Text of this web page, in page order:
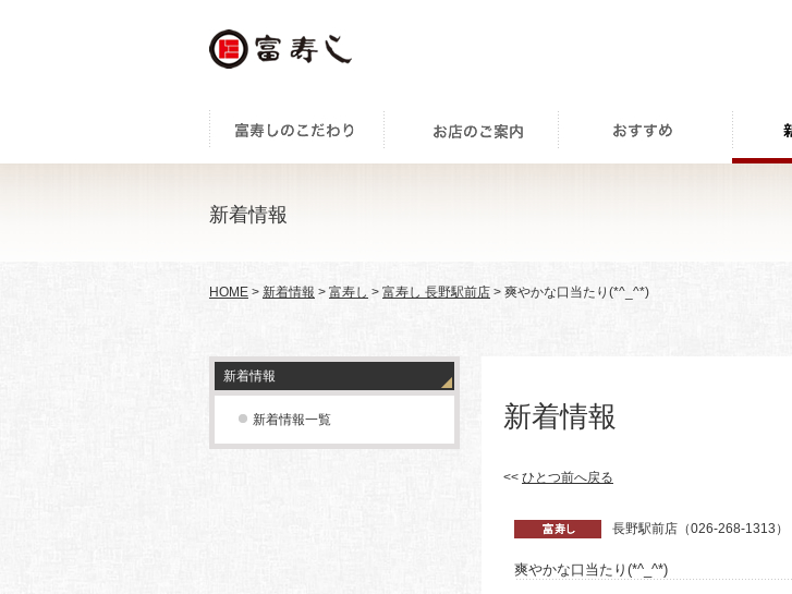
新着情報
HOME > 新着情報 > 富寿し > 富寿し 長野駅前店 > 爽やかな口当たり(*^_^*)
新着情報
新着情報一覧 新着情報
<< ひとつ前へ戻る
長野駅前店（026-268-1313）
爽やかな口当たり(*^_^*)